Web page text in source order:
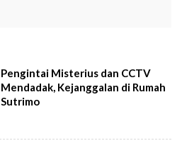
Pengintai Misterius dan CCTV
Mendadak, Kejanggalan di Rumah
Sutrimo